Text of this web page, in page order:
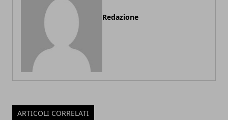
Redazione
ARTICOLI CORRELATI